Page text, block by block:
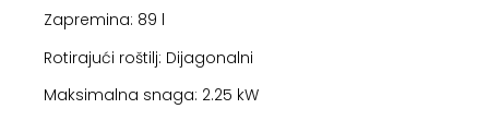
Zapremina: 89 l
Rotirajući roštilj: Dijagonalni
Maksimalna snaga: 2.25 kW